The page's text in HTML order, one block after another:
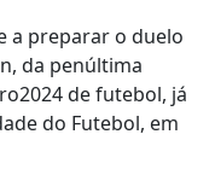
a preparar o duelo
da penúltima
de futebol, já
do Futebol, em